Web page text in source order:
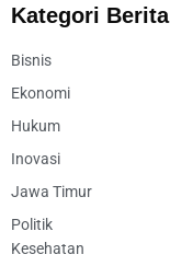
Kategori Berita
Bisnis
Ekonomi
Hukum
Inovasi
Jawa Timur
Politik
Kesehatan